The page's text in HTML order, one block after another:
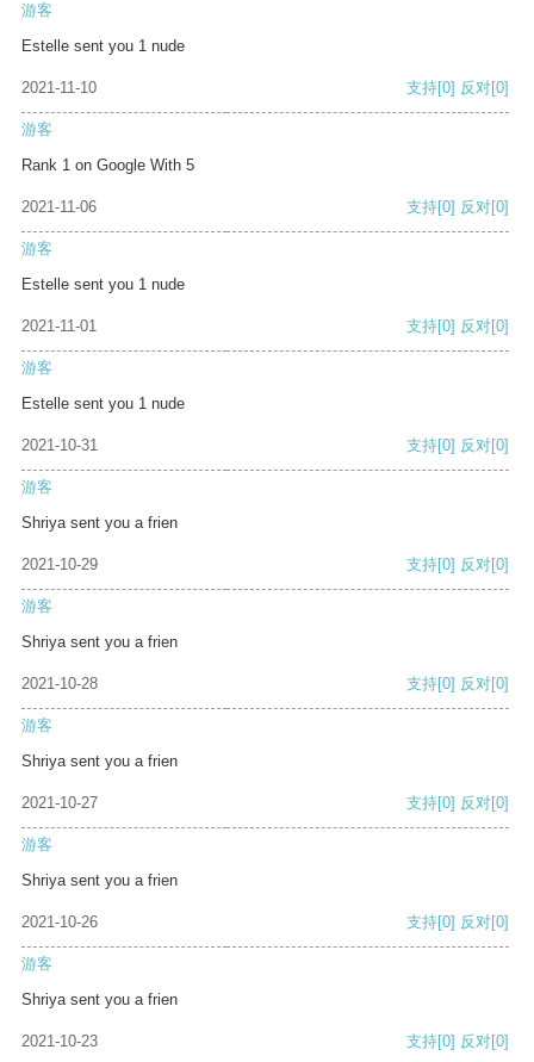
游客
Estelle sent you 1 nude
2021-11-10 支持[0] 反对[0]
游客
Rank 1 on Google With 5
2021-11-06 支持[0] 反对[0]
游客
Estelle sent you 1 nude
2021-11-01 支持[0] 反对[0]
游客
Estelle sent you 1 nude
2021-10-31 支持[0] 反对[0]
游客
Shriya sent you a frien
2021-10-29 支持[0] 反对[0]
游客
Shriya sent you a frien
2021-10-28 支持[0] 反对[0]
游客
Shriya sent you a frien
2021-10-27 支持[0] 反对[0]
游客
Shriya sent you a frien
2021-10-26 支持[0] 反对[0]
游客
Shriya sent you a frien
2021-10-23 支持[0] 反对[0]